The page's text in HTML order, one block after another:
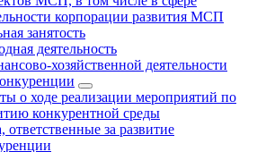
корпорации развития МСП
занятость
деятельность
хозяйственной деятельности
о ходе реализации мероприятий по
конкурентной среды
ответственные за развитие